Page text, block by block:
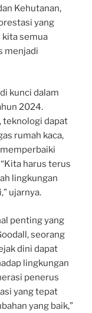
Kehutanan,
yang
kita semua
menjadi
kunci dalam
2024.
teknologi dapat
rumah kaca,
harus terus
lingkungan
ujarnya.
penting yang
seorang
dini dapat
lingkungan
penerus
yang tepat
yang baik,”